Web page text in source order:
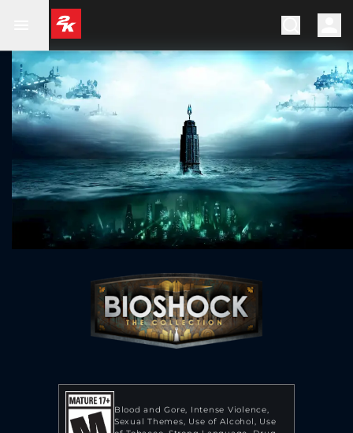
Blood and Gore Intense Violence
Sexual Themes
Use of Alcohol
Use